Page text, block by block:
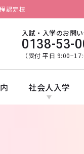
認定校
入試・入学のお問
0138-53-
（受付 平日
社会人入学